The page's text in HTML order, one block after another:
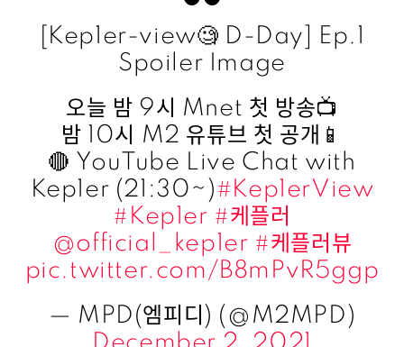
[Kep1er-view🧐 D-Day] Ep.1
Spoiler Image
오늘 밤 9시 Mnet 첫 방송📺
밤 10시 M2 유튜브 첫 공개📱
🔴 YouTube Live Chat with
Kep1er (21:30~)#Kep1erView
#Kep1er #케플러
@official_kep1er #케플러뷰
pic.twitter.com/B8mPvR5ggp
— MPD(엠피디) (@M2MPD)